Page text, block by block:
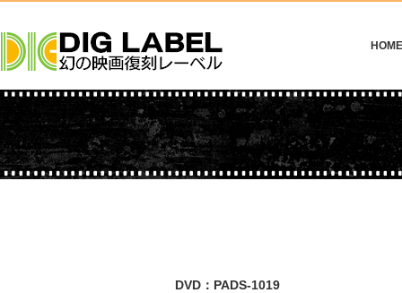
HOME
DVD：PADS-1019